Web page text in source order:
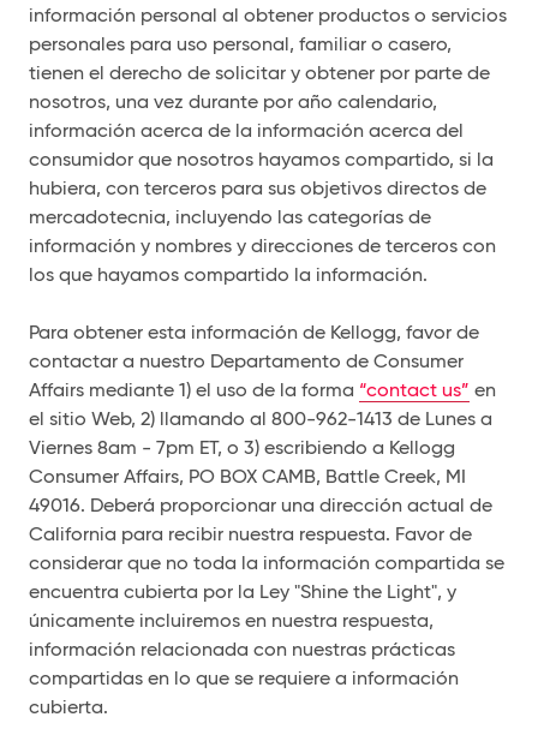
información personal al obtener productos o servicios
personales para uso personal, familiar o casero,
tienen el derecho de solicitar y obtener por parte de
nosotros, una vez durante por año calendario,
información acerca de la información acerca del
consumidor que nosotros hayamos compartido, si la
hubiera, con terceros para sus objetivos directos de
mercadotecnia, incluyendo las categorías de
información y nombres y direcciones de terceros con
los que hayamos compartido la información.
Para obtener esta información de Kellogg, favor de
contactar a nuestro Departamento de Consumer
Affairs mediante 1) el uso de la forma “contact us” en
el sitio Web, 2) llamando al 800-962-1413 de Lunes a
Viernes 8am - 7pm ET, o 3) escribiendo a Kellogg
Consumer Affairs, PO BOX CAMB, Battle Creek, MI
49016. Deberá proporcionar una dirección actual de
California para recibir nuestra respuesta. Favor de
considerar que no toda la información compartida se
encuentra cubierta por la Ley "Shine the Light", y
únicamente incluiremos en nuestra respuesta,
información relacionada con nuestras prácticas
compartidas en lo que se requiere a información
cubierta.